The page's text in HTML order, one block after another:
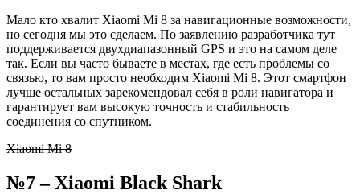
Мало кто хвалит Xiaomi Mi 8 за навигационные возможности,
но сегодня мы это сделаем. По заявлению разработчика тут
поддерживается двухдиапазонный GPS и это на самом деле
так. Если вы часто бываете в местах, где есть проблемы со
связью, то вам просто необходим Xiaomi Mi 8. Этот смартфон
лучше остальных зарекомендовал себя в роли навигатора и
гарантирует вам высокую точность и стабильность
соединения со спутником.
Xiaomi Mi 8
№7 – Xiaomi Black Shark